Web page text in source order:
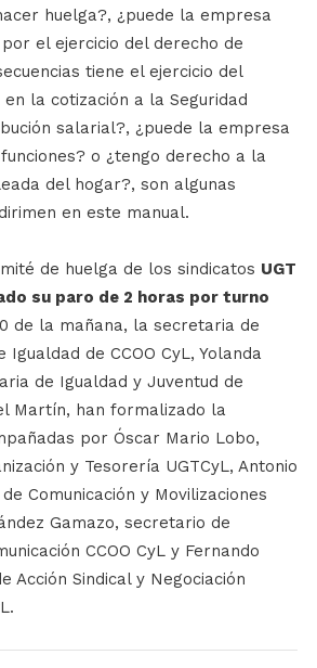
huelga?, ¿puede la empresa
el ejercicio del derecho de
tiene el ejercicio del
la cotización a la Seguridad
salarial?, ¿puede la empresa
o ¿tengo derecho a la
del hogar?, son algunas
en este manual.
de huelga de los sindicatos UGT
su paro de 2 horas por turno
de la mañana, la secretaria de
de CCOO CyL, Yolanda
de Igualdad y Juventud de
Martín, han formalizado la
por Óscar Mario Lobo,
y Tesorería UGTCyL, Antonio
Comunicación y Movilizaciones
Gamazo, secretario de
CCOO CyL y Fernando
Acción Sindical y Negociación